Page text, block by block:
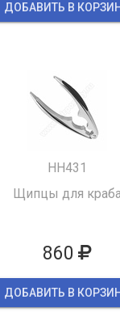
ДОБАВИТЬ В
HH431
Щипцы для
860
ДОБАВИТЬ В